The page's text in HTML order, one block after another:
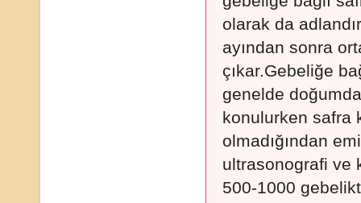
olarak da
ayından sonra
çıkar.Gebeliğe
genelde
konulurken safra
olmadığından
ultrasonografi ve
500-1000